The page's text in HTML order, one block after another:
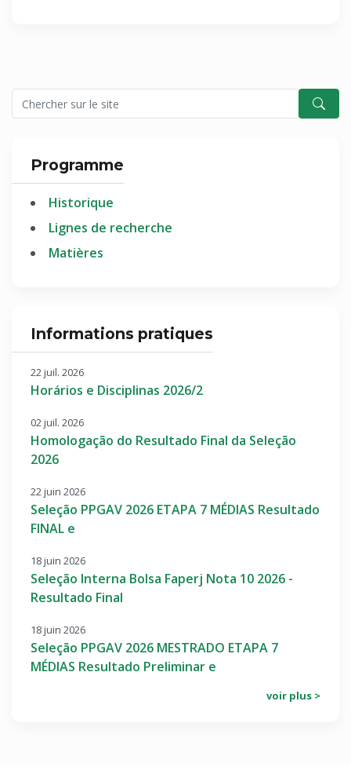
Programme
Historique
Lignes de recherche
Matières
Informations pratiques
22 juil. 2026
Horários e Disciplinas 2026/2
02 juil. 2026
Homologação do Resultado Final da Seleção
2026
22 juin 2026
Seleção PPGAV 2026 ETAPA 7 MÉDIAS Resultado
FINAL e
18 juin 2026
Seleção Interna Bolsa Faperj Nota 10 2026 -
Resultado Final
18 juin 2026
Seleção PPGAV 2026 MESTRADO ETAPA 7
MÉDIAS Resultado Preliminar e
voir plus >